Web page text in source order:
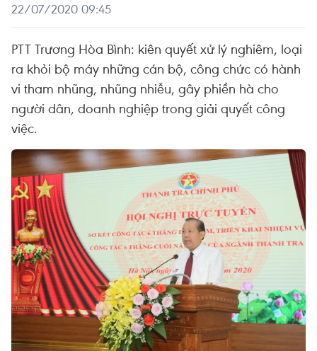
22/07/2020 09:45
PTT Trương Hòa Bình: kiên quyết xử lý nghiêm, loại
ra khỏi bộ máy những cán bộ, công chức có hành
vi tham nhũng, nhũng nhiễu, gây phiền hà cho
người dân, doanh nghiệp trong giải quyết công
việc.